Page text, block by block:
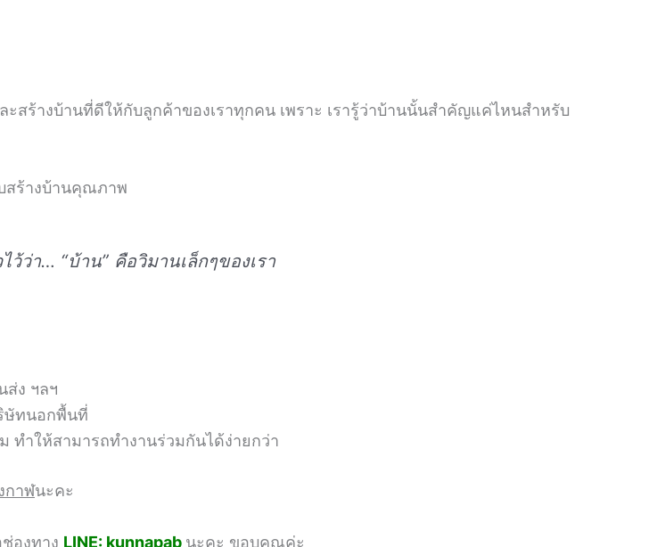
ะสร้างบ้านที่ดีให้กับลูกค้าของเราทุกคน เพราะ เรารู้ว่าบ้านนั้นสำคัญแค่ไหนสำหรับ
ว้ว่า… “บ้าน” คือวิมานเล็กๆของเรา
ส่ง ฯลฯ
ษัทนอกพื้นที่
ทำให้สามารถทำงานร่วมกันได้ง่ายกว่า
กาฬนะคะ
องทาง LINE: kunnapab นะคะ ขอบคุณค่ะ